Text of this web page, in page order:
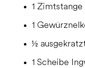
1 Zimtstange
1
½
1 Scheibe